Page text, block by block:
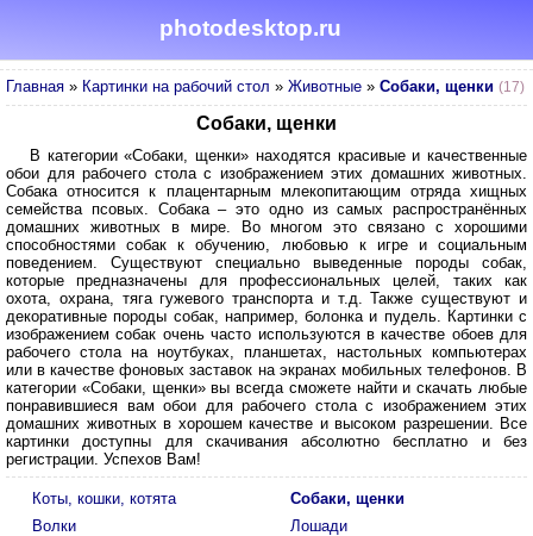
photodesktop.ru
Главная » Картинки на рабочий стол » Животные » Собаки, щенки (17)
Собаки, щенки
В категории «Собаки, щенки» находятся красивые и качественные
обои для рабочего стола с изображением этих домашних животных.
Собака относится к плацентарным млекопитающим отряда хищных
семейства псовых. Собака – это одно из самых распространённых
домашних животных в мире. Во многом это связано с хорошими
способностями собак к обучению, любовью к игре и социальным
поведением. Существуют специально выведенные породы собак,
которые предназначены для профессиональных целей, таких как
охота, охрана, тяга гужевого транспорта и т.д. Также существуют и
декоративные породы собак, например, болонка и пудель. Картинки с
изображением собак очень часто используются в качестве обоев для
рабочего стола на ноутбуках, планшетах, настольных компьютерах
или в качестве фоновых заставок на экранах мобильных телефонов. В
категории «Собаки, щенки» вы всегда сможете найти и скачать любые
понравившиеся вам обои для рабочего стола с изображением этих
домашних животных в хорошем качестве и высоком разрешении. Все
картинки доступны для скачивания абсолютно бесплатно и без
регистрации. Успехов Вам!
Коты, кошки, котята
Собаки, щенки
Волки
Лошади